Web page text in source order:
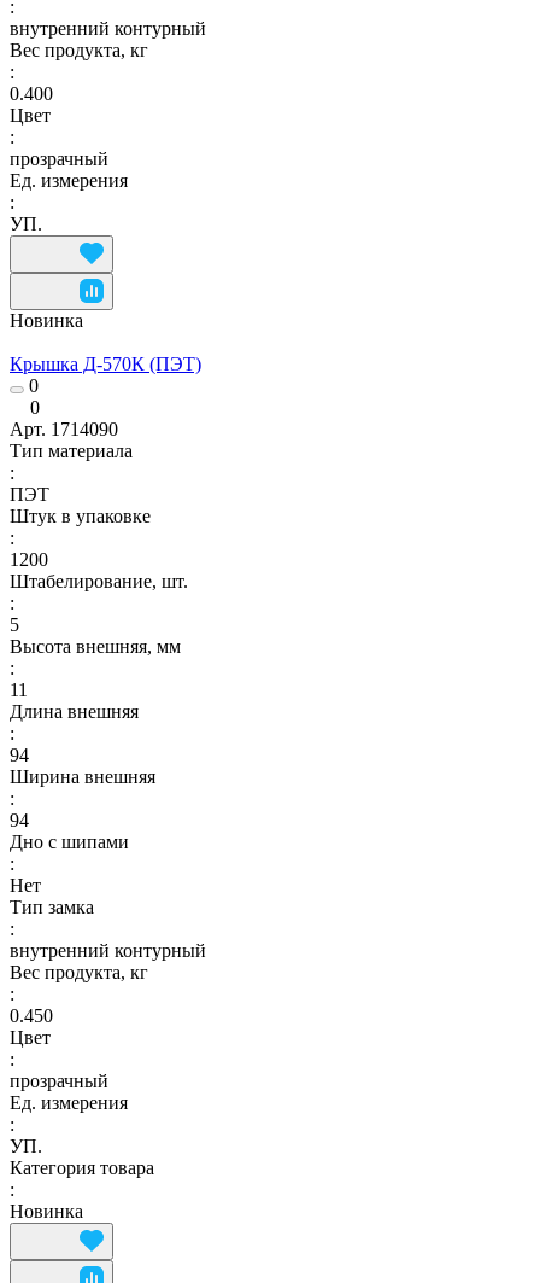
:
внутренний контурный
Вес продукта, кг
:
0.400
Цвет
:
прозрачный
Ед. измерения
:
УП.
Новинка
Крышка Д-570К (ПЭТ)
0
0
Арт. 1714090
Тип материала
:
ПЭТ
Штук в упаковке
:
1200
Штабелирование, шт.
:
5
Высота внешняя, мм
:
11
Длина внешняя
:
94
Ширина внешняя
:
94
Дно с шипами
:
Нет
Тип замка
:
внутренний контурный
Вес продукта, кг
:
0.450
Цвет
:
прозрачный
Ед. измерения
:
УП.
Категория товара
:
Новинка